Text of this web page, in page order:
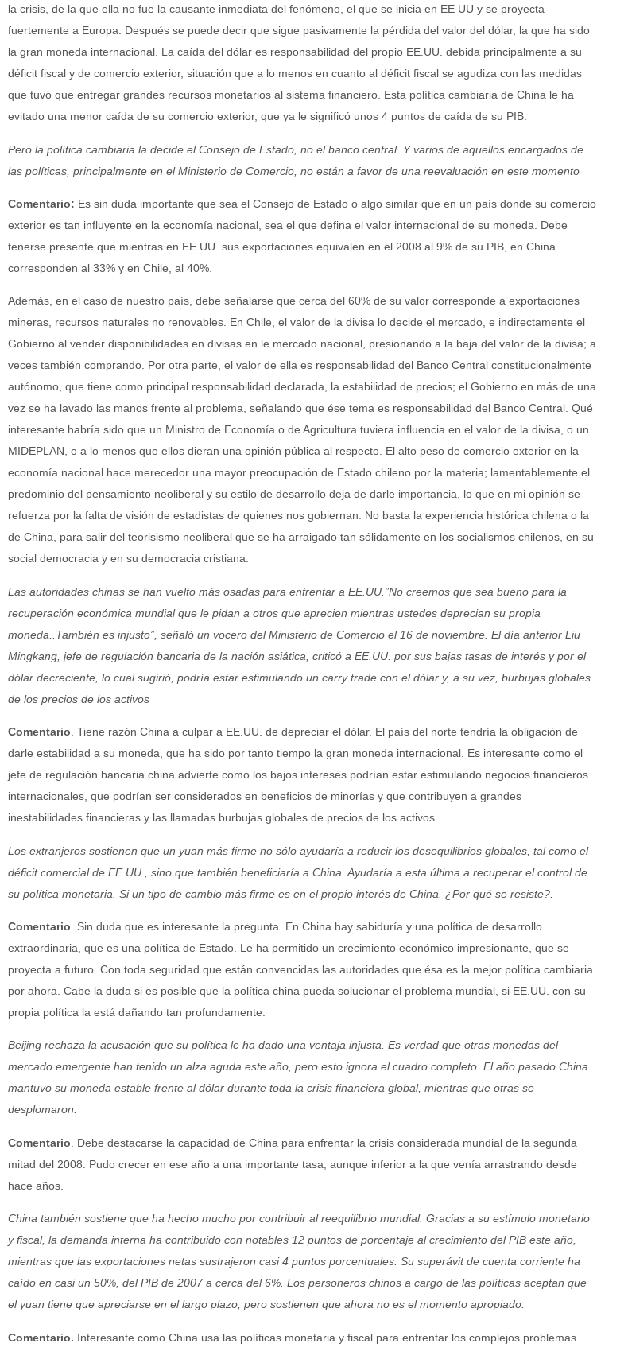
la crisis, de la que ella no fue la causante inmediata del fenómeno, el que se inicia en EE UU y se proyecta
fuertemente a Europa. Después se puede decir que sigue pasivamente la pérdida del valor del dólar, la que ha sido
la gran moneda internacional. La caída del dólar es responsabilidad del propio EE.UU. debida principalmente a su
déficit fiscal y de comercio exterior, situación que a lo menos en cuanto al déficit fiscal se agudiza con las medidas
que tuvo que entregar grandes recursos monetarios al sistema financiero. Esta política cambiaria de China le ha
evitado una menor caída de su comercio exterior, que ya le significó unos 4 puntos de caída de su PIB.
Pero la política cambiaria la decide el Consejo de Estado, no el banco central. Y varios de aquellos encargados de
las políticas, principalmente en el Ministerio de Comercio, no están a favor de una reevaluación en este momento
Comentario: Es sin duda importante que sea el Consejo de Estado o algo similar que en un país donde su comercio
exterior es tan influyente en la economía nacional, sea el que defina el valor internacional de su moneda. Debe
tenerse presente que mientras en EE.UU. sus exportaciones equivalen en el 2008 al 9% de su PIB, en China
corresponden al 33% y en Chile, al 40%.
Además, en el caso de nuestro país, debe señalarse que cerca del 60% de su valor corresponde a exportaciones
mineras, recursos naturales no renovables. En Chile, el valor de la divisa lo decide el mercado, e indirectamente el
Gobierno al vender disponibilidades en divisas en le mercado nacional, presionando a la baja del valor de la divisa; a
veces también comprando. Por otra parte, el valor de ella es responsabilidad del Banco Central constitucionalmente
autónomo, que tiene como principal responsabilidad declarada, la estabilidad de precios; el Gobierno en más de una
vez se ha lavado las manos frente al problema, señalando que ése tema es responsabilidad del Banco Central. Qué
interesante habría sido que un Ministro de Economía o de Agricultura tuviera influencia en el valor de la divisa, o un
MIDEPLAN, o a lo menos que ellos dieran una opinión pública al respecto. El alto peso de comercio exterior en la
economía nacional hace merecedor una mayor preocupación de Estado chileno por la materia; lamentablemente el
predominio del pensamiento neoliberal y su estilo de desarrollo deja de darle importancia, lo que en mi opinión se
refuerza por la falta de visión de estadistas de quienes nos gobiernan. No basta la experiencia histórica chilena o la
de China, para salir del teorisismo neoliberal que se ha arraigado tan sólidamente en los socialismos chilenos, en su
social democracia y en su democracia cristiana.
Las autoridades chinas se han vuelto más osadas para enfrentar a EE.UU.”No creemos que sea bueno para la
recuperación económica mundial que le pidan a otros que aprecien mientras ustedes deprecian su propia
moneda..También es injusto”, señaló un vocero del Ministerio de Comercio el 16 de noviembre. El día anterior Liu
Mingkang, jefe de regulación bancaria de la nación asiática, criticó a EE.UU. por sus bajas tasas de interés y por el
dólar decreciente, lo cual sugirió, podría estar estimulando un carry trade con el dólar y, a su vez, burbujas globales
de los precios de los activos
Comentario. Tiene razón China a culpar a EE.UU. de depreciar el dólar. El país del norte tendría la obligación de
darle estabilidad a su moneda, que ha sido por tanto tiempo la gran moneda internacional. Es interesante como el
jefe de regulación bancaria china advierte como los bajos intereses podrían estar estimulando negocios financieros
internacionales, que podrían ser considerados en beneficios de minorías y que contribuyen a grandes
inestabilidades financieras y las llamadas burbujas globales de precios de los activos..
Los extranjeros sostienen que un yuan más firme no sólo ayudaría a reducir los desequilibrios globales, tal como el
déficit comercial de EE.UU., sino que también beneficiaría a China. Ayudaría a esta última a recuperar el control de
su política monetaria. Si un tipo de cambio más firme es en el propio interés de China. ¿Por qué se resiste?.
Comentario . Sin duda que es interesante la pregunta. En China hay sabiduría y una política de desarrollo
extraordinaria, que es una política de Estado. Le ha permitido un crecimiento económico impresionante, que se
proyecta a futuro. Con toda seguridad que están convencidas las autoridades que ésa es la mejor política cambiaria
por ahora. Cabe la duda si es posible que la política china pueda solucionar el problema mundial, si EE.UU. con su
propia política la está dañando tan profundamente.
Beijing rechaza la acusación que su política le ha dado una ventaja injusta. Es verdad que otras monedas del
mercado emergente han tenido un alza aguda este año, pero esto ignora el cuadro completo. El año pasado China
mantuvo su moneda estable frente al dólar durante toda la crisis financiera global, mientras que otras se
desplomaron.
Comentario . Debe destacarse la capacidad de China para enfrentar la crisis considerada mundial de la segunda
mitad del 2008. Pudo crecer en ese año a una importante tasa, aunque inferior a la que venía arrastrando desde
hace años.
China también sostiene que ha hecho mucho por contribuir al reequilibrio mundial. Gracias a su estímulo monetario
y fiscal, la demanda interna ha contribuido con notables 12 puntos de porcentaje al crecimiento del PIB este año,
mientras que las exportaciones netas sustrajeron casi 4 puntos porcentuales. Su superávit de cuenta corriente ha
caído en casi un 50%, del PIB de 2007 a cerca del 6%. Los personeros chinos a cargo de las políticas aceptan que
el yuan tiene que apreciarse en el largo plazo, pero sostienen que ahora no es el momento apropiado.
Comentario. Interesante como China usa las políticas monetaria y fiscal para enfrentar los complejos problemas